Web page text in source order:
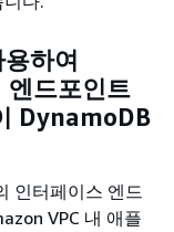
하여
엔드포인트
DynamoDB
인터페이스 엔드
VPC 내 애플